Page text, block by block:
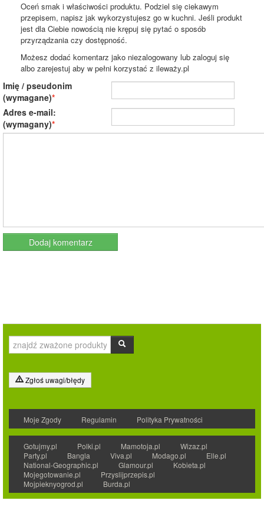
Oceń smak i właściwości produktu. Podziel się ciekawym
przepisem, napisz jak wykorzystujesz go w kuchni. Jeśli produkt
jest dla Ciebie nowością nie krępuj się pytać o sposób
przyrządzania czy dostępność.
Możesz dodać komentarz jako niezalogowany lub zaloguj się
albo zarejestuj aby w pełni korzystać z ileważy.pl
Imię / pseudonim
(wymagane)
Adres e-mail:
(wymagany)
Zgłoś uwagi/błędy
Moje Zgody Regulamin Polityka Prywatności
Gotujmy.pl Polki.pl Mamotoja.pl
Wizaz.pl
Party.pl
Bangla Viva.pl Modago.pl
Elle.pl
National-Geographic.pl
Glamour.pl
Kobieta.pl
Mojegotowanie.pl
Przyslijprzepis.pl
Mojpieknyogrod.pl
Burda.pl